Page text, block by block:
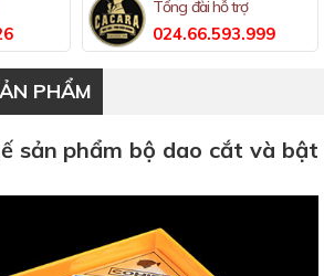
Tổng đài hỗ trợ
024.66.593.999
PHẨM
sản phẩm bộ dao cắt và bật